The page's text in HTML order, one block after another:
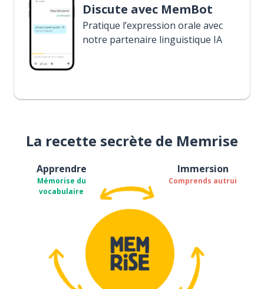
Discute avec MemBot
Pratique l’expression orale avec
notre partenaire linguistique IA
La recette secrète de Memrise
Apprendre
Mémorise du
vocabulaire
Immersion
Comprends autrui